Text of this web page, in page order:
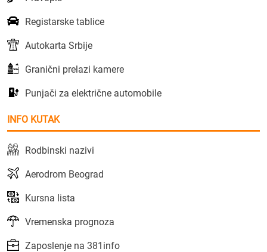
Registarske tablice
Autokarta Srbije
Granični prelazi kamere
Punjači za električne automobile
INFO KUTAK
Rodbinski nazivi
Aerodrom Beograd
Kursna lista
Vremenska prognoza
Zaposlenje na 381info